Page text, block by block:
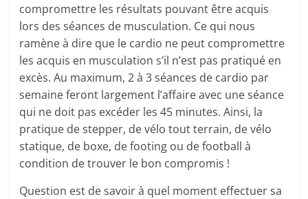
compromettre les résultats pouvant être acquis
lors des séances de musculation. Ce qui nous
ramène à dire que le cardio ne peut compromettre
les acquis en musculation s’il n’est pas pratiqué en
excès. Au maximum, 2 à 3 séances de cardio par
semaine feront largement l’affaire avec une séance
qui ne doit pas excéder les 45 minutes. Ainsi, la
pratique de stepper, de vélo tout terrain, de vélo
statique, de boxe, de footing ou de football à
condition de trouver le bon compromis !
Question est de savoir à quel moment effectuer sa